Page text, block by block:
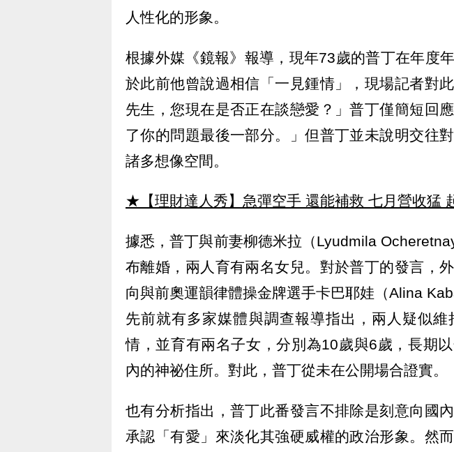
人性化的形象。
根據外媒《鏡報》報導，現年73歲的普丁在年度
於此前他曾說過相信「一見鍾情」，現場記者對
先生，您現在是否正在談戀愛？」普丁僅簡短回
了你的問題最後一部分。」但普丁並未說明交往
諸多想像空間。
★【理財達人秀】急彈空手 還能補救 七月營收猛
據悉，普丁與前妻柳德米拉（Lyudmila
布離婚，兩人育有兩名女兒。對於普丁的發言，
向與前奧運韻律體操金牌選手卡巴耶娃（Alina
先前就有多家媒體與調查報導指出，兩人疑似
情，並育有兩名子女，分別為10歲與6歲，長期
內的神祕住所。對此，普丁從未在公開場合證實。
也有分析指出，普丁此番發言不排除是刻意向國
承認「有愛」來淡化其強硬威權的政治形象。然